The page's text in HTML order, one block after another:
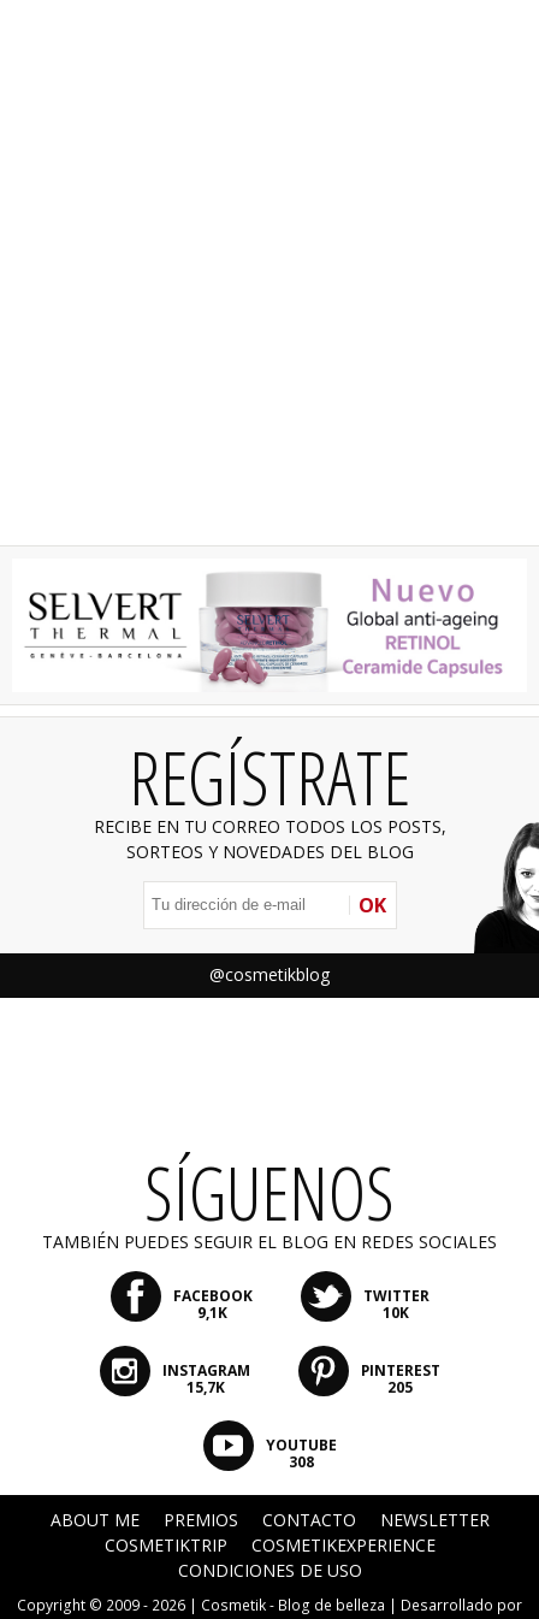
REGÍSTRATE
RECIBE EN TU CORREO TODOS LOS POSTS,
SORTEOS Y NOVEDADES DEL BLOG
OK
@cosmetikblog
SÍGUENOS
TAMBIÉN PUEDES SEGUIR EL BLOG EN REDES SOCIALES
FACEBOOK
9,1K
TWITTER
10K
INSTAGRAM
15,7K
PINTEREST
205
YOUTUBE
308
ABOUT ME PREMIOS CONTACTO
NEWSLETTER
COSMETIKTRIP
COSMETIKEXPERIENCE
CONDICIONES DE USO
Copyright © 2009 - 2026 | Cosmetik - Blog de belleza | Desarrollado por